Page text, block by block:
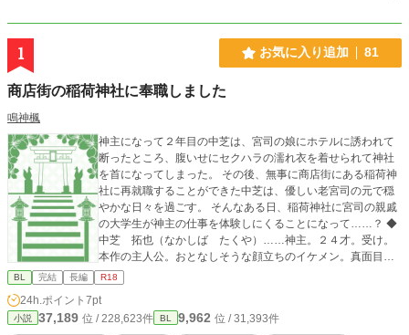
1 お気に入り追加 81
商店街の稲荷神社に奉職しました
鳴神楓
神主になって２年目の中芝は、宮司の娘にホテルに誘われて
断ったところ、腹いせにセクハラの濡れ衣を着せられて神社
を首になってしまった。 その後、無事に商店街にある稲荷神
社に再就職することができた中芝は、優しい老宮司の元で穏
やかな日々を過ごす。 そんなある日、稲荷神社に宮司の親戚
の大学生が神主の仕事を体験しにくることになって……？ ◆
中芝 拓也（なかしば たくや）……神主。２４才。受け。
本作の主人公。おとなしそうな顔立ちのイケメン。真面目で
参拝者にも丁寧に接するので評判がいい。 ◆佐々木 倫通
（ささき のりみち）……稲荷神社宮司。６８才。つり目な
のに優しい顔のおじいさん。 ◆佐々木 倫之（ささき のり
ゆき）……宮司の兄の孫にあたる大学生。２０才。卒業後、
BL 完結 長編 R18
24h.ポイント 7pt
小説 37,189 位 / 228,623件 BL 9,962 位 / 31,393件